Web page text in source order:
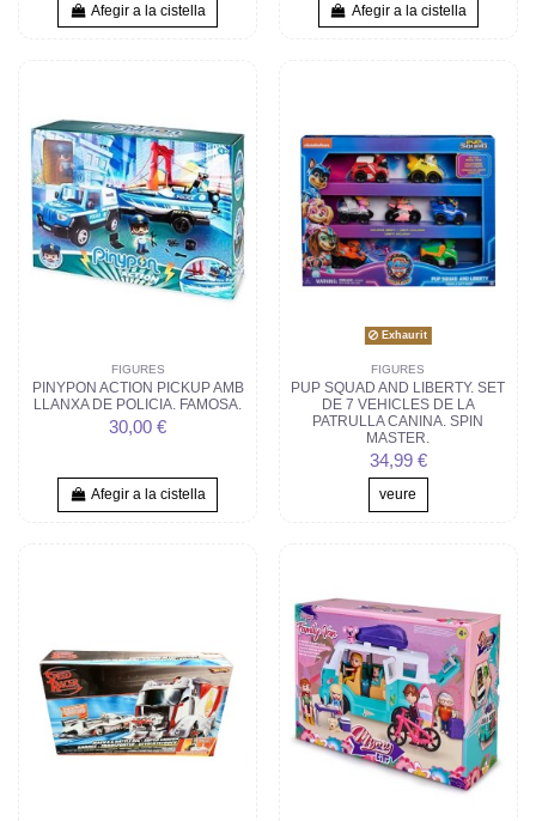
Afegir a la cistella Afegir a la cistella
FIGURES
PINYPON ACTION PICKUP AMB
LLANXA DE POLICIA. FAMOSA.
30,00 €
Afegir a la cistella
Exhaurit
FIGURES
PUP SQUAD AND LIBERTY. SET
DE 7 VEHICLES DE LA
PATRULLA CANINA. SPIN
MASTER.
34,99 €
veure